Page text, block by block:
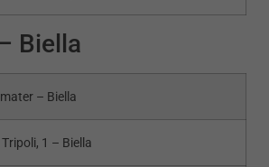
Biella
– Biella
1 – Biella